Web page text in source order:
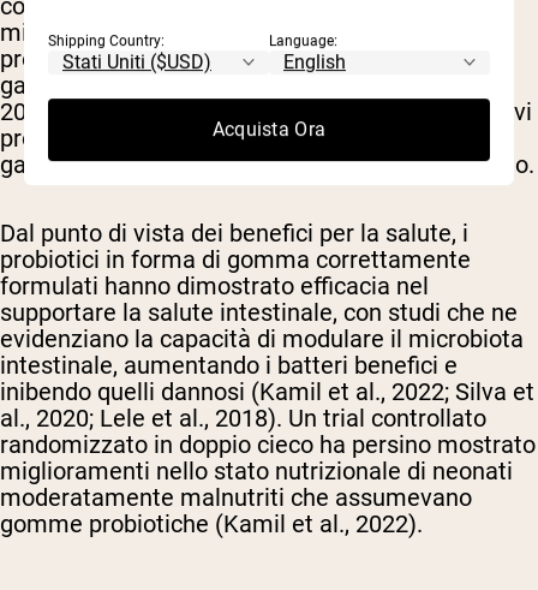
migliora significativamente la sopravvivenza dei
probiotici durante la conservazione e il transito
gastrointestinale (Ta et al., 2021; Paula et al.,
2019; Oberoi et al., 2021). Questi metodi protettivi
proteggono i probiotici da condizioni avverse,
garantendo un tasso di sopravvivenza più elevato.
Dal punto di vista dei benefici per la salute, i
probiotici in forma di gomma correttamente
formulati hanno dimostrato efficacia nel
supportare la salute intestinale, con studi che ne
evidenziano la capacità di modulare il microbiota
intestinale, aumentando i batteri benefici e
inibendo quelli dannosi (Kamil et al., 2022; Silva et
al., 2020; Lele et al., 2018). Un trial controllato
randomizzato in doppio cieco ha persino mostrato
miglioramenti nello stato nutrizionale di neonati
moderatamente malnutriti che assumevano
gomme probiotiche (Kamil et al., 2022).
Shipping Country: Language:
Acquista Ora